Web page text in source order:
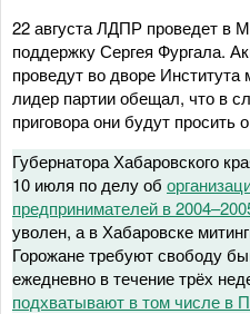
22 августа ЛДПР проведет в
поддержку Сергея Фургала.
проведут во дворе
лидер партии обещал, что в
приговора они будут просить
Губернатора Хабаровского
10 июля по делу об
предпринимателей в
уволен, а в Хабаровске
Горожане требуют свободу
ежедневно в течение трёх
подхватывают в том числе в